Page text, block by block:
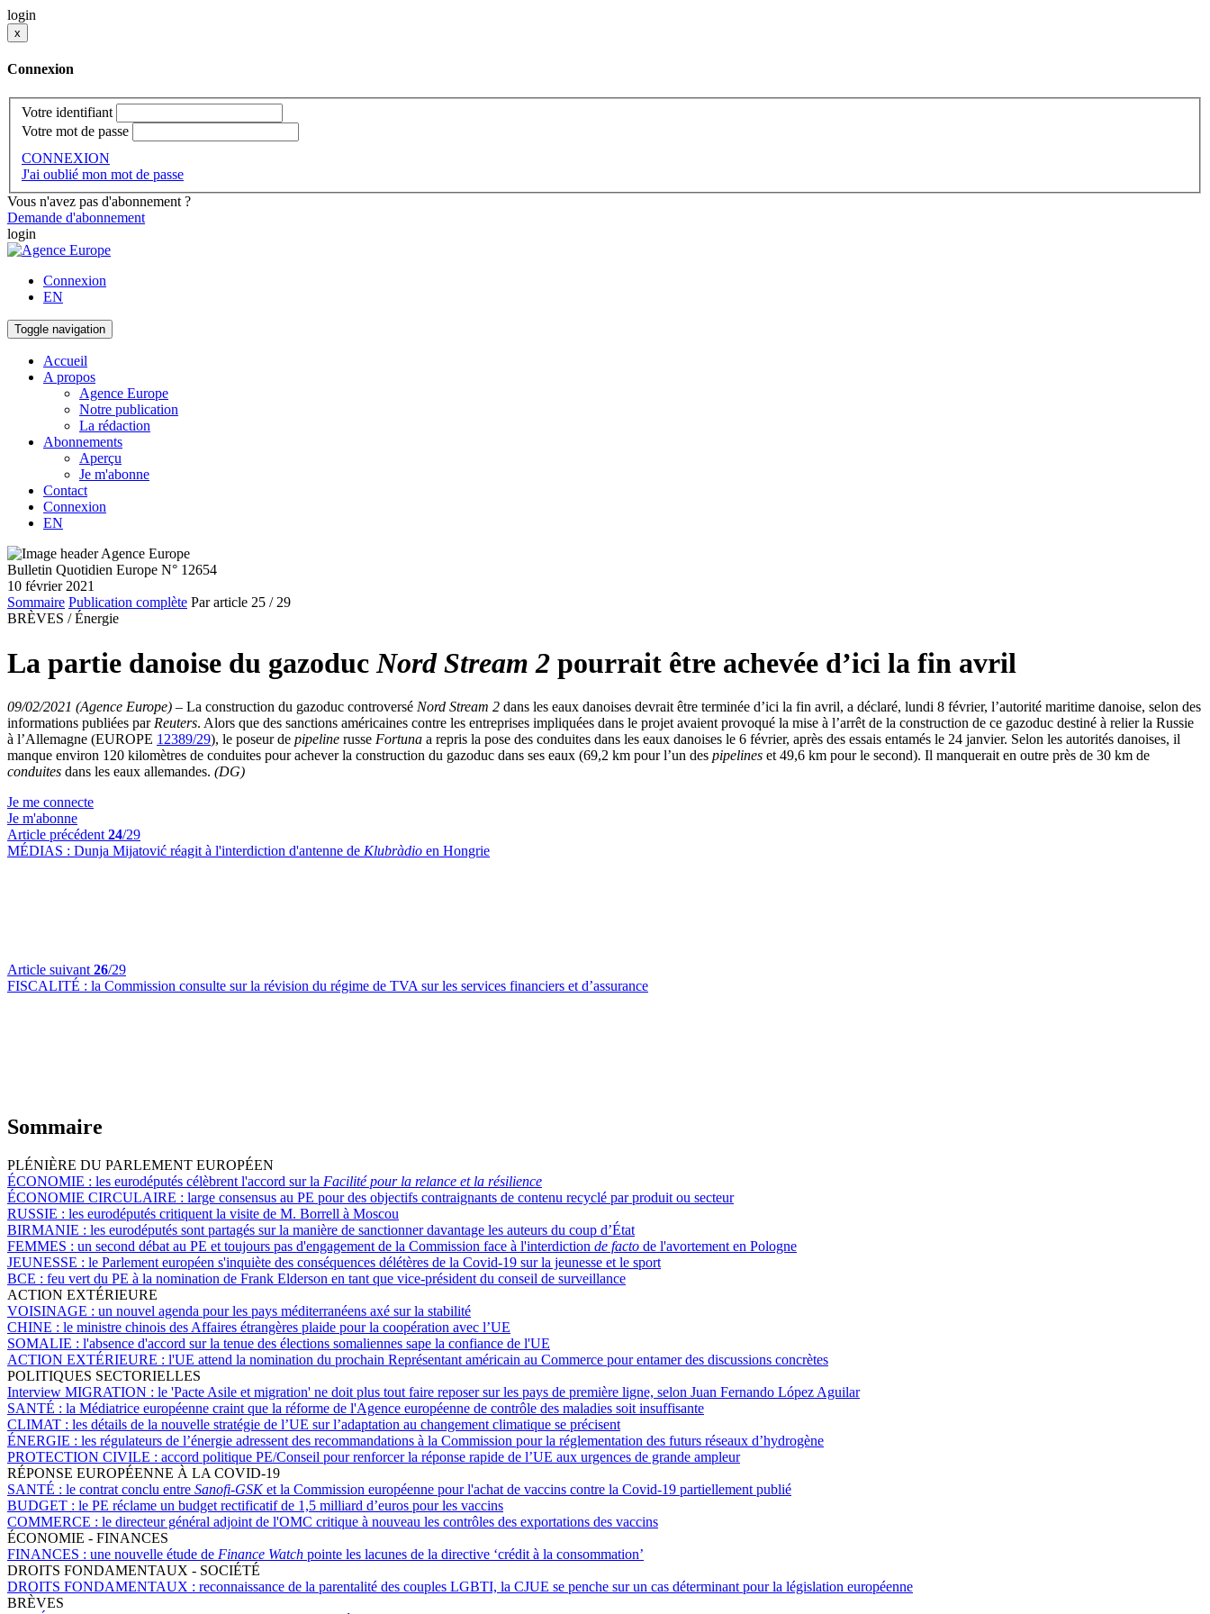
login
x
Connexion
Votre identifiant
Votre mot de passe
CONNEXION
J'ai oublié mon mot de passe
Vous n'avez pas d'abonnement ?
Demande d'abonnement
login
Connexion
EN
Toggle navigation
Accueil
A propos
Agence Europe
Notre publication
La rédaction
Abonnements
Aperçu
Je m'abonne
Contact
Connexion
EN
Bulletin Quotidien Europe N° 12654
10 février 2021
Sommaire Publication complète Par article 25 / 29
BRÈVES / Énergie
La partie danoise du gazoduc Nord Stream 2 pourrait être achevée d’ici la fin avril
09/02/2021 (Agence Europe) – La construction du gazoduc controversé Nord Stream 2 dans les eaux danoises devrait être terminée d’ici la fin avril, a déclaré, lundi 8 février, l’autorité maritime danoise, selon des
informations publiées par Reuters. Alors que des sanctions américaines contre les entreprises impliquées dans le projet avaient provoqué la mise à l’arrêt de la construction de ce gazoduc destiné à relier la Russie
à l’Allemagne (EUROPE 12389/29), le poseur de pipeline russe Fortuna a repris la pose des conduites dans les eaux danoises le 6 février, après des essais entamés le 24 janvier. Selon les autorités danoises, il
manque environ 120 kilomètres de conduites pour achever la construction du gazoduc dans ses eaux (69,2 km pour l’un des pipelines et 49,6 km pour le second). Il manquerait en outre près de 30 km de
conduites dans les eaux allemandes. (DG)
Je me connecte
Je m'abonne
Article précédent 24/29
MÉDIAS : Dunja Mijatović réagit à l'interdiction d'antenne de Klubràdio en Hongrie
Article suivant 26/29
FISCALITÉ : la Commission consulte sur la révision du régime de TVA sur les services financiers et d’assurance
Sommaire
PLÉNIÈRE DU PARLEMENT EUROPÉEN
ÉCONOMIE : les eurodéputés célèbrent l'accord sur la Facilité pour la relance et la résilience
ÉCONOMIE CIRCULAIRE : large consensus au PE pour des objectifs contraignants de contenu recyclé par produit ou secteur
RUSSIE : les eurodéputés critiquent la visite de M. Borrell à Moscou
BIRMANIE : les eurodéputés sont partagés sur la manière de sanctionner davantage les auteurs du coup d’État
FEMMES : un second débat au PE et toujours pas d'engagement de la Commission face à l'interdiction de facto de l'avortement en Pologne
JEUNESSE : le Parlement européen s'inquiète des conséquences délétères de la Covid-19 sur la jeunesse et le sport
BCE : feu vert du PE à la nomination de Frank Elderson en tant que vice-président du conseil de surveillance
ACTION EXTÉRIEURE
VOISINAGE : un nouvel agenda pour les pays méditerranéens axé sur la stabilité
CHINE : le ministre chinois des Affaires étrangères plaide pour la coopération avec l’UE
SOMALIE : l'absence d'accord sur la tenue des élections somaliennes sape la confiance de l'UE
ACTION EXTÉRIEURE : l'UE attend la nomination du prochain Représentant américain au Commerce pour entamer des discussions concrètes
POLITIQUES SECTORIELLES
Interview MIGRATION : le 'Pacte Asile et migration' ne doit plus tout faire reposer sur les pays de première ligne, selon Juan Fernando López Aguilar
SANTÉ : la Médiatrice européenne craint que la réforme de l'Agence européenne de contrôle des maladies soit insuffisante
CLIMAT : les détails de la nouvelle stratégie de l’UE sur l’adaptation au changement climatique se précisent
ÉNERGIE : les régulateurs de l’énergie adressent des recommandations à la Commission pour la réglementation des futurs réseaux d’hydrogène
PROTECTION CIVILE : accord politique PE/Conseil pour renforcer la réponse rapide de l’UE aux urgences de grande ampleur
RÉPONSE EUROPÉENNE À LA COVID-19
SANTÉ : le contrat conclu entre Sanofi-GSKet la Commission européenne pour l'achat de vaccins contre la Covid-19 partiellement publié
BUDGET : le PE réclame un budget rectificatif de 1,5 milliard d’euros pour les vaccins
COMMERCE : le directeur général adjoint de l'OMC critique à nouveau les contrôles des exportations des vaccins
ÉCONOMIE - FINANCES
FINANCES : une nouvelle étude de Finance Watch pointe les lacunes de la directive ‘crédit à la consommation’
DROITS FONDAMENTAUX - SOCIÉTÉ
DROITS FONDAMENTAUX : reconnaissance de la parentalité des couples LGBTI, la CJUE se penche sur un cas déterminant pour la législation européenne
BRÈVES